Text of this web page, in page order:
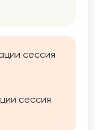
сессия
сессия